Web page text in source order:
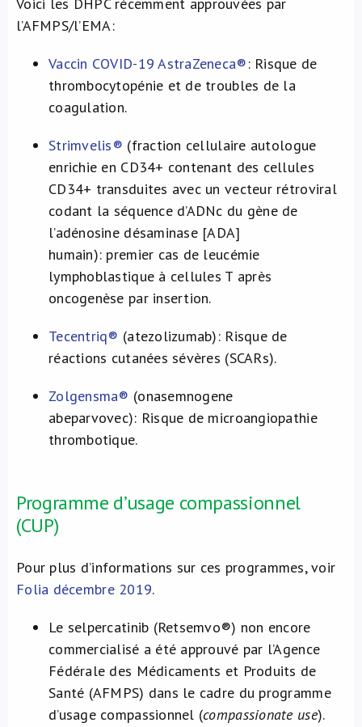
l’AFMPS/l’EMA:
Vaccin COVID-19 AstraZeneca®: Risque de
thrombocytopénie et de troubles de la
coagulation.
Strimvelis® (fraction cellulaire autologue
enrichie en CD34+ contenant des cellules
CD34+ transduites avec un vecteur rétroviral
codant la séquence d’ADNc du gène de
l’adénosine désaminase [ADA]
humain): premier cas de leucémie
lymphoblastique à cellules T après
oncogenèse par insertion.
Tecentriq® (atezolizumab): Risque de
réactions cutanées sévères (SCARs).
Zolgensma® (onasemnogene
abeparvovec): Risque de microangiopathie
thrombotique.
Programme d’usage compassionnel
(CUP)
Pour plus d’informations sur ces programmes, voir
Folia décembre 2019.
Le selpercatinib (Retsemvo®) non encore
commercialisé a été approuvé par l’Agence
Fédérale des Médicaments et Produits de
Santé (AFMPS) dans le cadre du programme
d’usage compassionnel (compassionate use).